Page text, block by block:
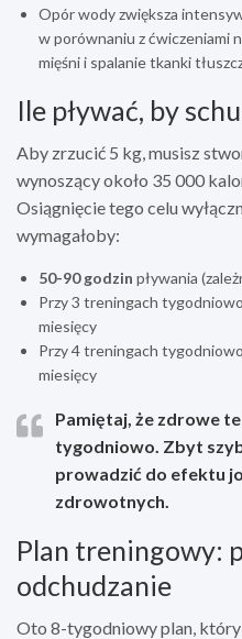
Opór wody zwiększa
w porównaniu z ćwiczeniami
mięśni i spalanie tkanki
Ile pływać, by
Aby zrzucić 5 kg, musisz
wynoszący około 35 000
Osiągnięcie tego celu
wymagałoby:
50-90 godzin pływania
Przy 3 treningach
miesięcy
Przy 4 treningach
miesięcy
Pamiętaj, że zdrowe
tygodniowo. Zbyt
prowadzić do efektu
zdrowotnych.
Plan treningowy:
odchudzanie
Oto 8-tygodniowy plan, który